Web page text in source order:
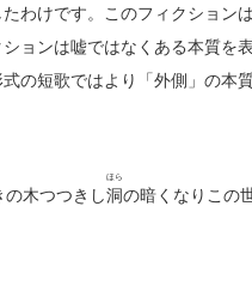
わけです。このフィクション
ョンは嘘ではなくある本質を
の短歌ではより「外側」の本
の木つつきし洞
ほら
の暗くなりこの